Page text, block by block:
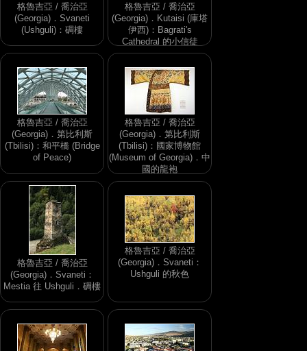
格魯吉亞 / 喬治亞
(Georgia)．Svaneti
(Ushguli)：碉樓
格魯吉亞 / 喬治亞
(Georgia)．Kutaisi (庫塔
伊西)：Bagrati's
Cathedral 的小信徒
格魯吉亞 / 喬治亞
(Georgia)．第比利斯
(Tbilisi)：和平橋 (Bridge
of Peace)
格魯吉亞 / 喬治亞
(Georgia)．第比利斯
(Tbilisi)：國家博物館
(Museum of Georgia)．中
國的龍袍
格魯吉亞 / 喬治亞
(Georgia)．Svaneti：
Mestia 往 Ushguli．碉樓
格魯吉亞 / 喬治亞
(Georgia)．Svaneti：
Ushguli 的秋色